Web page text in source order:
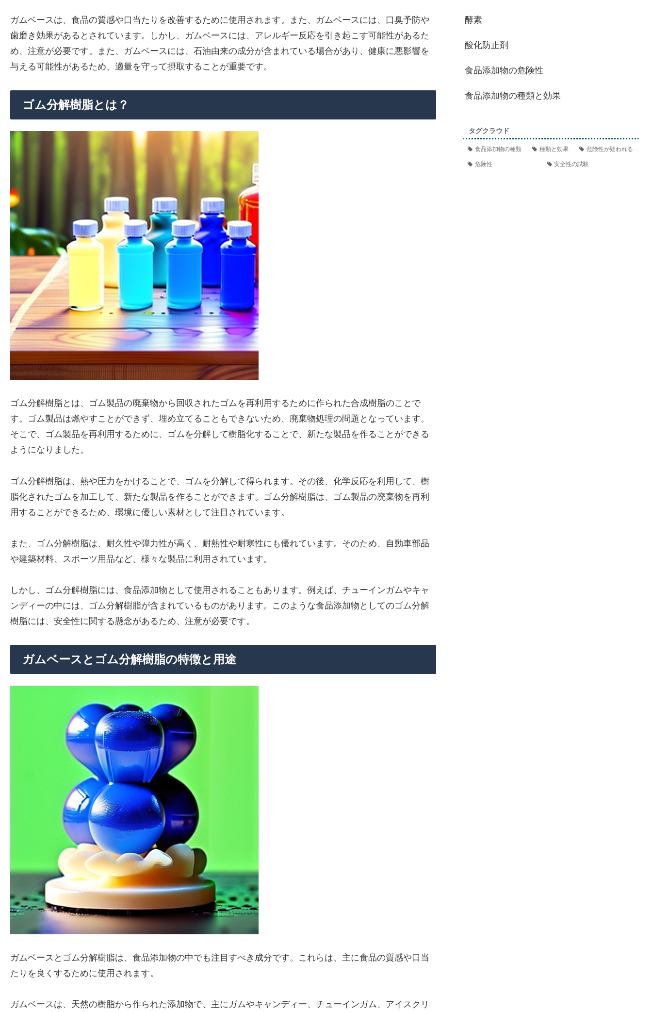
ガムベースは、食品の質感や口当たりを改善するために使用されます。また、ガムベースには、口臭予防や
歯磨き効果があるとされています。しかし、ガムベースには、アレルギー反応を引き起こす可能性があるた
め、注意が必要です。また、ガムベースには、石油由来の成分が含まれている場合があり、健康に悪影響を
与える可能性があるため、適量を守って摂取することが重要です。
ゴム分解樹脂とは？
ゴム分解樹脂とは、ゴム製品の廃棄物から回収されたゴムを再利用するために作られた合成樹脂のことで
す。ゴム製品は燃やすことができず、埋め立てることもできないため、廃棄物処理の問題となっています。
そこで、ゴム製品を再利用するために、ゴムを分解して樹脂化することで、新たな製品を作ることができる
ようになりました。
ゴム分解樹脂は、熱や圧力をかけることで、ゴムを分解して得られます。その後、化学反応を利用して、樹
脂化されたゴムを加工して、新たな製品を作ることができます。ゴム分解樹脂は、ゴム製品の廃棄物を再利
用することができるため、環境に優しい素材として注目されています。
また、ゴム分解樹脂は、耐久性や弾力性が高く、耐熱性や耐寒性にも優れています。そのため、自動車部品
や建築材料、スポーツ用品など、様々な製品に利用されています。
しかし、ゴム分解樹脂には、食品添加物として使用されることもあります。例えば、チューインガムやキャ
ンディーの中には、ゴム分解樹脂が含まれているものがあります。このような食品添加物としてのゴム分解
樹脂には、安全性に関する懸念があるため、注意が必要です。
ガムベースとゴム分解樹脂の特徴と用途
ガムベースとゴム分解樹脂は、食品添加物の中でも注目すべき成分です。これらは、主に食品の質感や口当
たりを良くするために使用されます。
ガムベースは、天然の樹脂から作られた添加物で、主にガムやキャンディー、チューインガム、アイスクリ
酵素
酸化防止剤
食品添加物の危険性
食品添加物の種類と効果
タグクラウド
食品添加物の種類 種類と効果 危険性が疑われる
危険性 安全性の試験